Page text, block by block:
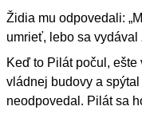
Židia mu odpovedali:
umrieť, lebo sa vydával
Keď to Pilát počul,
vládnej budovy a spýtal
neodpovedal. Pilát sa